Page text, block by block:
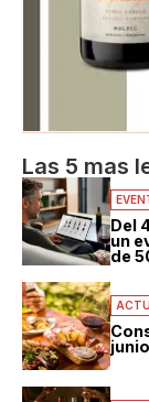
Las 5 mas
Del
un
de